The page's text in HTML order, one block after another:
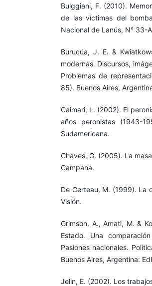
Bulggiani, F. (2010).
de las víctimas del
Nacional de Lanús, N° 33-
Burucúa, J. E. &
modernas. Discursos,
Problemas de
85). Buenos Aires,
Caimari, L. (2002). El
años peronistas (1943-
Sudamericana.
Chaves, G. (2005). La
Campana.
De Certeau, M. (1999). La
Visión.
Grimson, A., Amati, M. &
Estado. Una
Pasiones nacionales.
Buenos Aires, Argentina:
Jelin, E. (2002). Los